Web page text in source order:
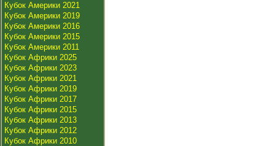
Кубок Америки 2021
Кубок Америки 2019
Кубок Америки 2016
Кубок Америки 2015
Кубок Америки 2011
Кубок Африки 2025
Кубок Африки 2023
Кубок Африки 2021
Кубок Африки 2019
Кубок Африки 2017
Кубок Африки 2015
Кубок Африки 2013
Кубок Африки 2012
Кубок Африки 2010